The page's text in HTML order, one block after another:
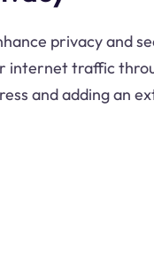
privacy and
internet traffic
and adding an